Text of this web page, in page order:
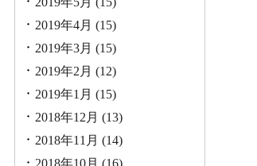
2019年4月 (15)
2019年3月 (15)
2019年2月 (12)
2019年1月 (15)
2018年12月 (13)
2018年11月 (14)
2018年10月 (16)